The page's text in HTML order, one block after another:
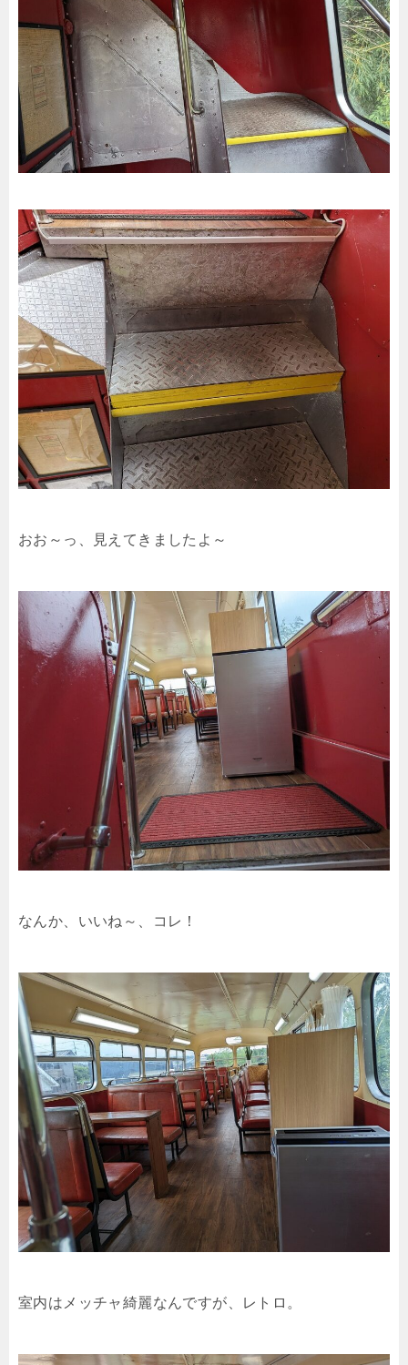
おお～っ、見えてきましたよ～
なんか、いいね～、コレ！
室内はメッチャ綺麗なんですが、レトロ。